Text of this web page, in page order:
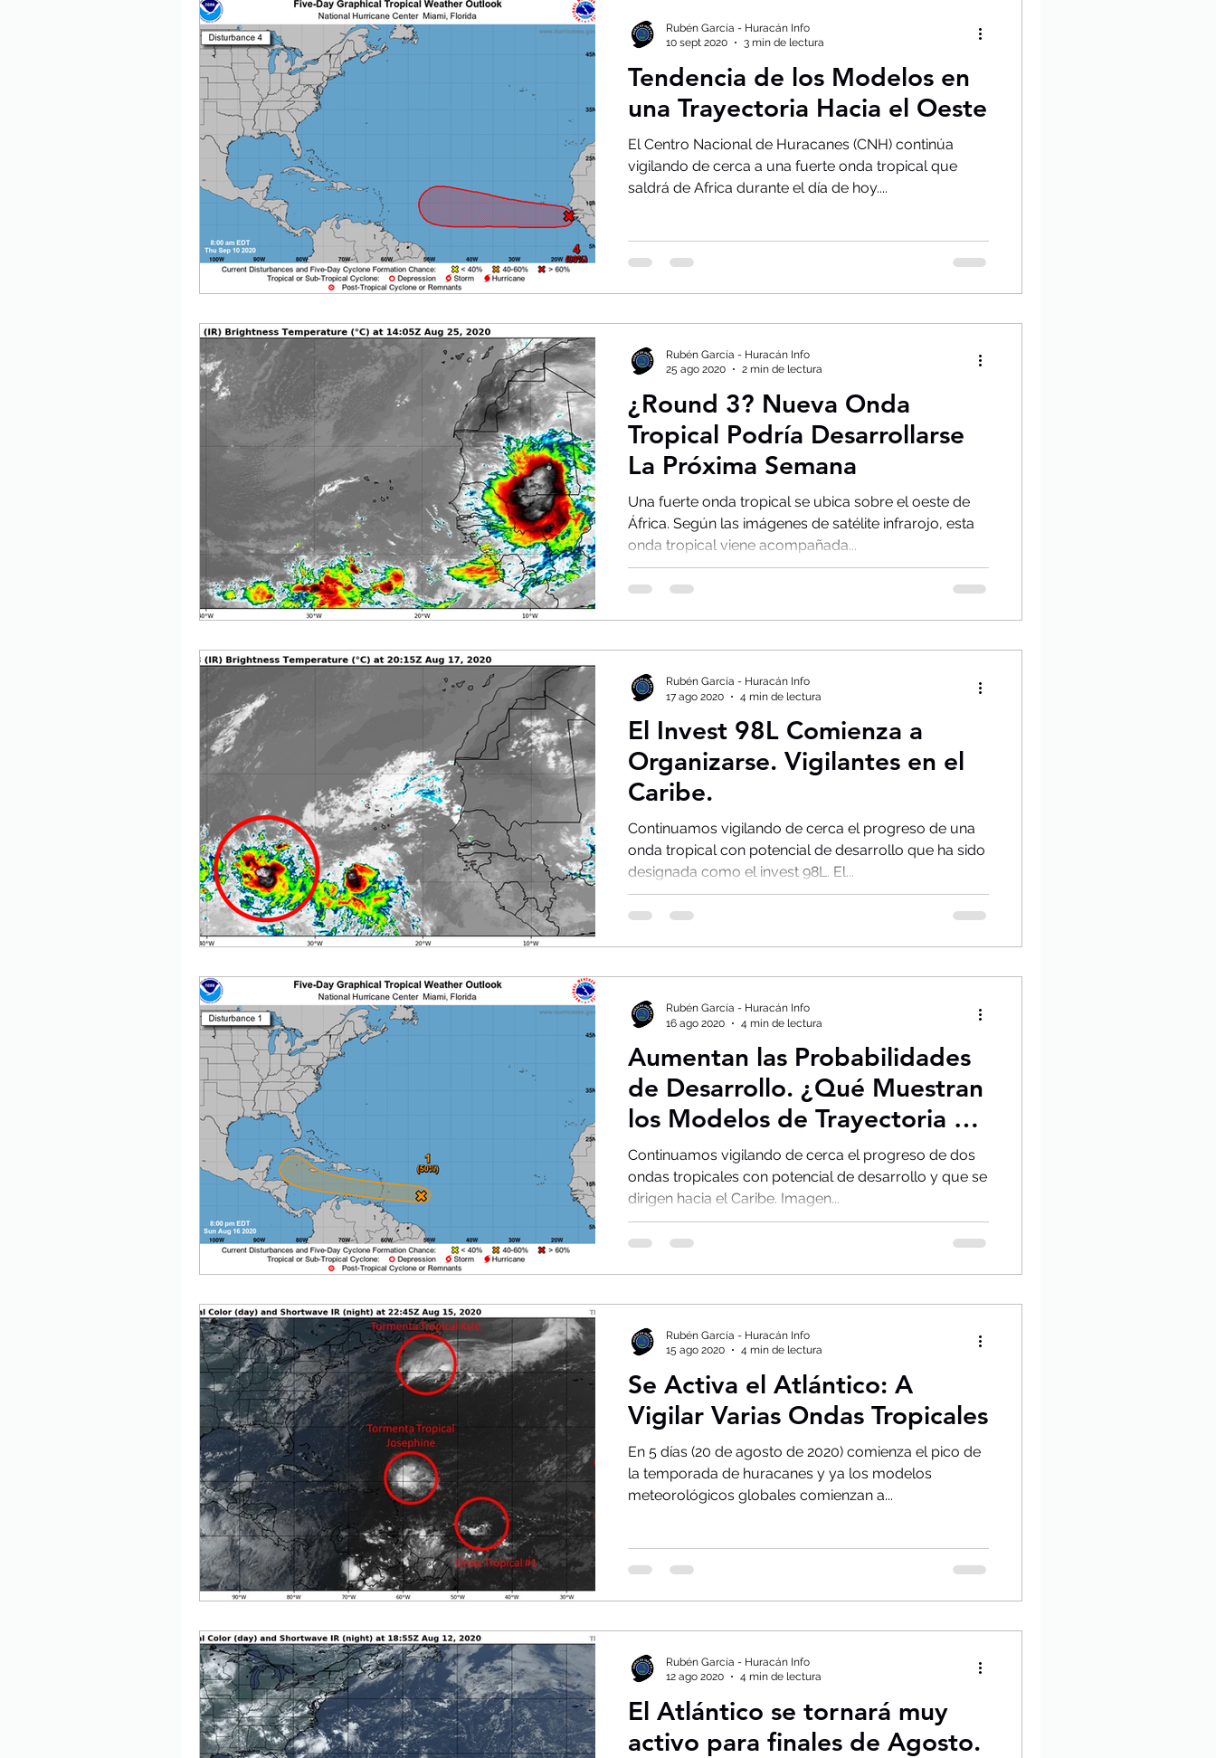
Tendencia de los Modelos en
una Trayectoria Hacia el Oeste
El Centro Nacional de Huracanes (CNH) continúa
vigilando de cerca a una fuerte onda tropical que
saldrá de Africa durante el día de hoy....
Rubén García - Huracán Info
10 sept 2020
3 min de lectura
¿Round 3? Nueva Onda
Tropical Podría Desarrollarse
La Próxima Semana
Una fuerte onda tropical se ubica sobre el oeste de
África. Según las imágenes de satélite infrarojo, esta
onda tropical viene acompañada...
Rubén García - Huracán Info
25 ago 2020
2 min de lectura
El Invest 98L Comienza a
Organizarse. Vigilantes en el
Caribe.
Continuamos vigilando de cerca el progreso de una
onda tropical con potencial de desarrollo que ha sido
designada como el invest 98L. El...
Rubén García - Huracán Info
17 ago 2020
4 min de lectura
Aumentan las Probabilidades
de Desarrollo. ¿Qué Muestran
los Modelos de Trayectoria e
Intensidad?
Continuamos vigilando de cerca el progreso de dos
ondas tropicales con potencial de desarrollo y que se
dirigen hacia el Caribe. Imagen...
Rubén García - Huracán Info
16 ago 2020
4 min de lectura
Se Activa el Atlántico: A
Vigilar Varias Ondas Tropicales
En 5 días (20 de agosto de 2020) comienza el pico de
la temporada de huracanes y ya los modelos
meteorológicos globales comienzan a...
Rubén García - Huracán Info
15 ago 2020
4 min de lectura
El Atlántico se tornará muy
activo para finales de Agosto.
Rubén García - Huracán Info
12 ago 2020
4 min de lectura